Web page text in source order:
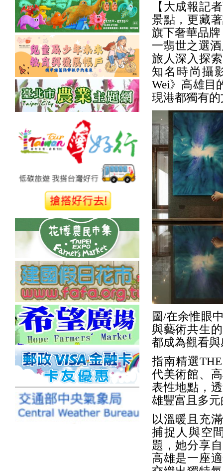
【大成報記
景點，更藏
旗下奢華品
一翡世之選
旅人深入探
知名時尚攝
Wei》高雄目
現港都獨有
圖/在余惟眼
與藝術共生
都成為觀看
指南精選
代美術館、
表性地點，
雄豐富且多
以溫暖且充
捕捉人與空
題，她分享
高雄是一座